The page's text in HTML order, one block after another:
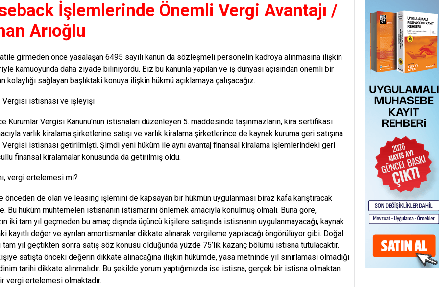
İşlemlerinde Önemli Vergi Avantajı /
Arıoğlu
girmeden önce yasalaşan 6495 sayılı kanun da sözleşmeli personelin kadroya alınmasına ilişkin
kamuoyunda daha ziyade biliniyordu. Biz bu kanunla yapılan ve iş dünyası açısından önemli bir
kolaylığı sağlayan başlıktaki konuya ilişkin hükmü açıklamaya çalışacağız.
Vergisi istisnası ve işleyişi
Kurumlar Vergisi Kanunu’nun istisnaları düzenleyen 5. maddesinde taşınmazların, kira sertifikası
varlık kiralama şirketlerine satışı ve varlık kiralama şirketlerince de kaynak kuruma geri satışına
Vergisi istisnası getirilmişti. Şimdi yeni hüküm ile aynı avantaj finansal kiralama işlemlerindeki geri
finansal kiralamalar konusunda da getirilmiş oldu.
vergi ertelemesi mi?
önceden de olan ve leasing işlemini de kapsayan bir hükmün uygulanması biraz kafa karıştıracak
Bu hüküm muhtemelen istisnanın istismarını önlemek amacıyla konulmuş olmalı. Buna göre,
iki tam yıl geçmeden bu amaç dışında üçüncü kişilere satışında istisnanın uygulanmayacağı, kaynak
kayıtlı değer ve ayrılan amortismanlar dikkate alınarak vergileme yapılacağı öngörülüyor gibi. Doğal
tam yıl geçtikten sonra satış söz konusu olduğunda yüzde 75’lik kazanç bölümü istisna tutulacaktır.
satışta önceki değerin dikkate alınacağına ilişkin hükümde, yasa metninde yıl sınırlaması olmadığı
tarihi dikkate alınmalıdır. Bu şekilde yorum yaptığımızda ise istisna, gerçek bir istisna olmaktan
vergi ertelemesi olmaktadır.